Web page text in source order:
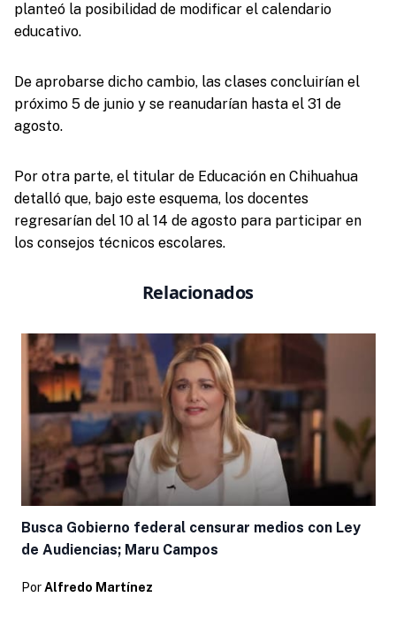
planteó la posibilidad de modificar el calendario
educativo.
De aprobarse dicho cambio, las clases concluirían el
próximo 5 de junio y se reanudarían hasta el 31 de
agosto.
Por otra parte, el titular de Educación en Chihuahua
detalló que, bajo este esquema, los docentes
regresarían del 10 al 14 de agosto para participar en
los consejos técnicos escolares.
Relacionados
Busca Gobierno federal censurar medios con Ley
de Audiencias; Maru Campos
Por Alfredo Martínez